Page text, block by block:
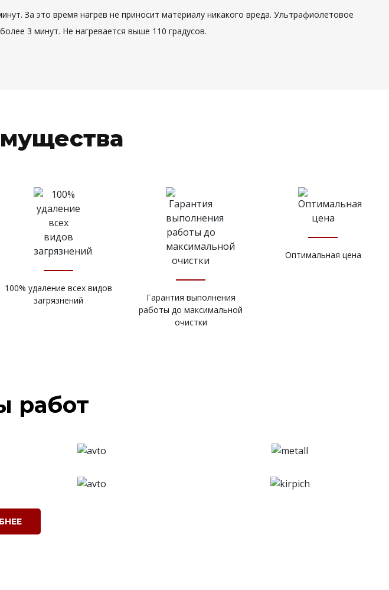
За это время нагрев не приносит материалу никакого вреда. Ультрафиолетовое
3 минут. Не нагревается выше 110 градусов.
100% удаление всех видов
загрязнений
Гарантия выполнения
работы до максимальной
очистки
Оптимальная цена
работ